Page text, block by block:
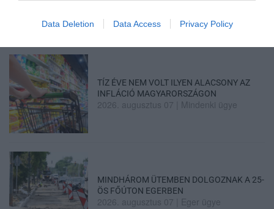
Data Deletion Data Access Privacy Policy
TÍZ ÉVE NEM VOLT ILYEN ALACSONY AZ
INFLÁCIÓ MAGYARORSZÁGON
2026. augusztus 07 Mindenki ügye
MINDHÁROM ÜTEMBEN DOLGOZNAK A 25-
ÖS FŐÚTON EGERBEN
2026. augusztus 07 Eger ügye